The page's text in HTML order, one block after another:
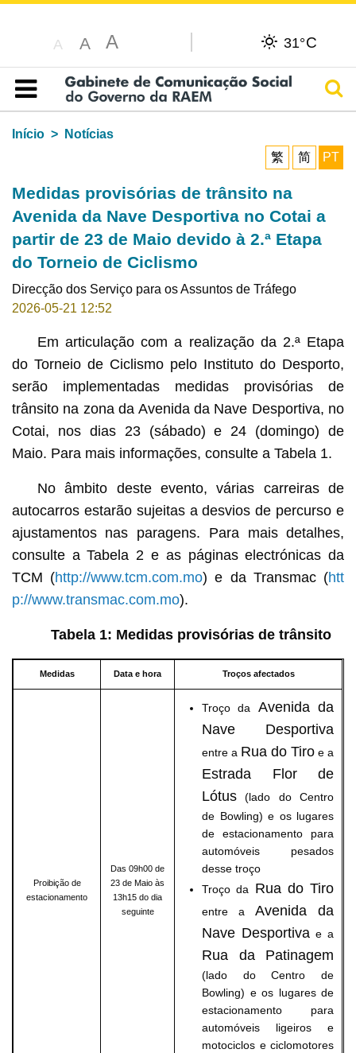
A A A 31°C
Índice
Início
Notícias
繁
简 PT
Medidas provisórias de trânsito na
Avenida da Nave Desportiva no Cotai a
partir de 23 de Maio devido à 2.ª Etapa
do Torneio de Ciclismo
Direcção dos Serviço para os Assuntos de Tráfego
2026-05-21 12:52
Em articulação com a realização da 2.ª Etapa
do Torneio de Ciclismo pelo Instituto do Desporto,
serão implementadas medidas provisórias de
trânsito na zona da Avenida da Nave Desportiva, no
Cotai, nos dias 23 (sábado) e 24 (domingo) de
Maio. Para mais informações, consulte a Tabela 1.
No âmbito deste evento,
várias carreiras de
autocarros estarão sujeitas a desvios de percurso e
ajustamentos nas paragens. Para mais detalhes,
consulte a Tabela 2 e as páginas electrónicas da
TCM (http://www.tcm.com.mo) e da Transmac (htt
p://www.transmac.com.mo).
Tabela 1: Medidas provisórias de trânsito
Medidas Data e hora Troços afectados
Proibição de
estacionamento
Das 09h00 de
23 de Maio às
13h15 do dia
seguinte
Troço da Avenida da
Nave Desportiva
entre a Rua do Tiro e a
Estrada Flor de
Lótus (lado do Centro
de Bowling) e os lugares
de estacionamento para
automóveis pesados
desse troço
Troço da Rua do Tiro
entre aAvenida da
Nave Desportiva e a
Rua da Patinagem
(lado do Centro de
Bowling) e os lugares de
estacionamento para
automóveis ligeiros e
motociclos e ciclomotores